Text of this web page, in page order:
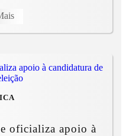
oficializa apoio à